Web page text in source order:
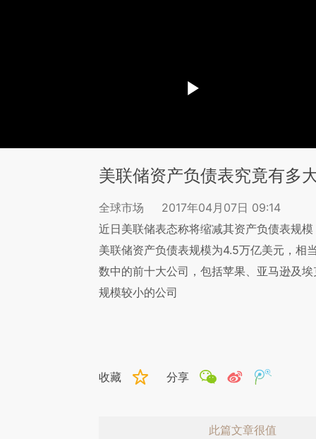
美联储资产负债表究竟有多
全球市场
2017年04月07日 09:14
近日美联储表态称将缩减其资产负债表规
美联储资产负债表规模为4.5万亿美元，相
数中的前十大公司，包括苹果、亚马逊及
规模较小的公司
收藏 分享
此篇文章很值